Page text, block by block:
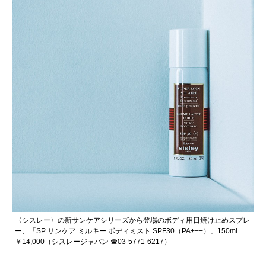
〈シスレー〉の新サンケアシリーズから登場のボディ用日焼け止めスプレ
ー、「SP サンケア ミルキー ボディミスト SPF30（PA+++）」150ml
￥14,000（シスレージャパン ☎03-5771-6217）